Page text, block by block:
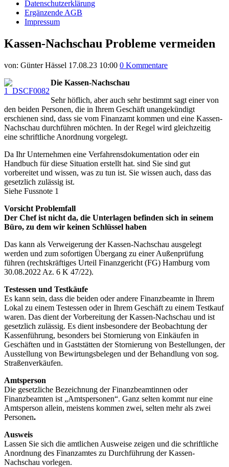
Datenschutzerklärung
Ergänzende AGB
Impressum
Kassen-Nachschau Probleme vermeiden
von: Günter Hässel 17.08.23 10:00 0 Kommentare
Die Kassen-Nachschau
Sehr höflich, aber auch sehr bestimmt sagt einer von
den beiden Personen, die in Ihrem Geschäft unangekündigt
erschienen sind, dass sie vom Finanzamt kommen und eine Kassen-
Nachschau durchführen möchten. In der Regel wird gleichzeitig
eine schriftliche Anordnung vorgelegt.
Da Ihr Unternehmen eine Verfahrensdokumentation oder ein
Handbuch für diese Situation erstellt hat. sind Sie sind gut
vorbereitet und wissen, was zu tun ist. Sie wissen auch, dass das
gesetzlich zulässig ist.
Siehe Fussnote 1
Vorsicht Problemfall
Der Chef ist nicht da, die Unterlagen befinden sich in seinem
Büro, zu dem wir keinen Schlüssel haben
Das kann als Verweigerung der Kassen-Nachschau ausgelegt
werden und zum sofortigen Übergang zu einer Außenprüfung
führen (rechtskräftiges Urteil Finanzgericht (FG) Hamburg vom
30.08.2022 Az. 6 K 47/22).
Testessen und Testkäufe
Es kann sein, dass die beiden oder andere Finanzbeamte in Ihrem
Lokal zu einem Testessen oder in Ihrem Geschäft zu einem Testkauf
waren. Das dient der Vorbereitung der Kassen-Nachschau und ist
gesetzlich zulässig. Es dient insbesondere der Beobachtung der
Kassenführung, besonders bei Stornierung von Einkäufen in
Geschäften und in Gaststätten der Stornierung von Bestellungen, der
Ausstellung von Bewirtungsbelegen und der Behandlung von sog.
Straßenverkäufen.
Amtsperson
Die gesetzliche Bezeichnung der Finanzbeamtinnen oder
Finanzbeamten ist „Amtspersonen“. Ganz selten kommt nur eine
Amtsperson allein, meistens kommen zwei, selten mehr als zwei
Personen.
Ausweis
Lassen Sie sich die amtlichen Ausweise zeigen und die schriftliche
Anordnung des Finanzamtes zu Durchführung der Kassen-
Nachschau vorlegen.